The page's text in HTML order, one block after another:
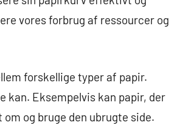
vores forbrug af ressourcer og
forskellige typer af papir.
kan. Eksempelvis kan papir, der
og bruge den ubrugte side.